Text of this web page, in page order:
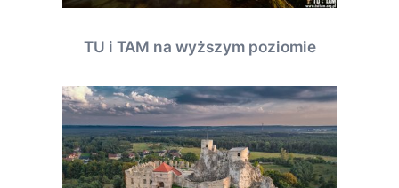
TU i TAM na wyższym poziomie